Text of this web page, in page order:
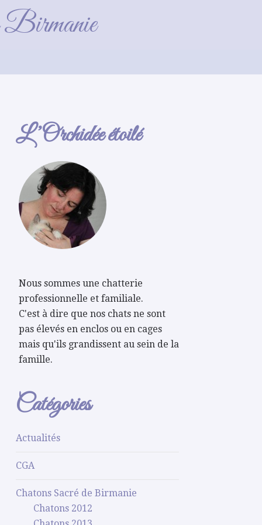
Birmanie
L’Orchidée étoilé
Nous sommes une chatterie
professionnelle et familiale.
C'est à dire que nos chats ne sont
pas élevés en enclos ou en cages
mais qu'ils grandissent au sein de la
famille.
Catégories
Actualités
CGA
Chatons Sacré de Birmanie
Chatons 2012